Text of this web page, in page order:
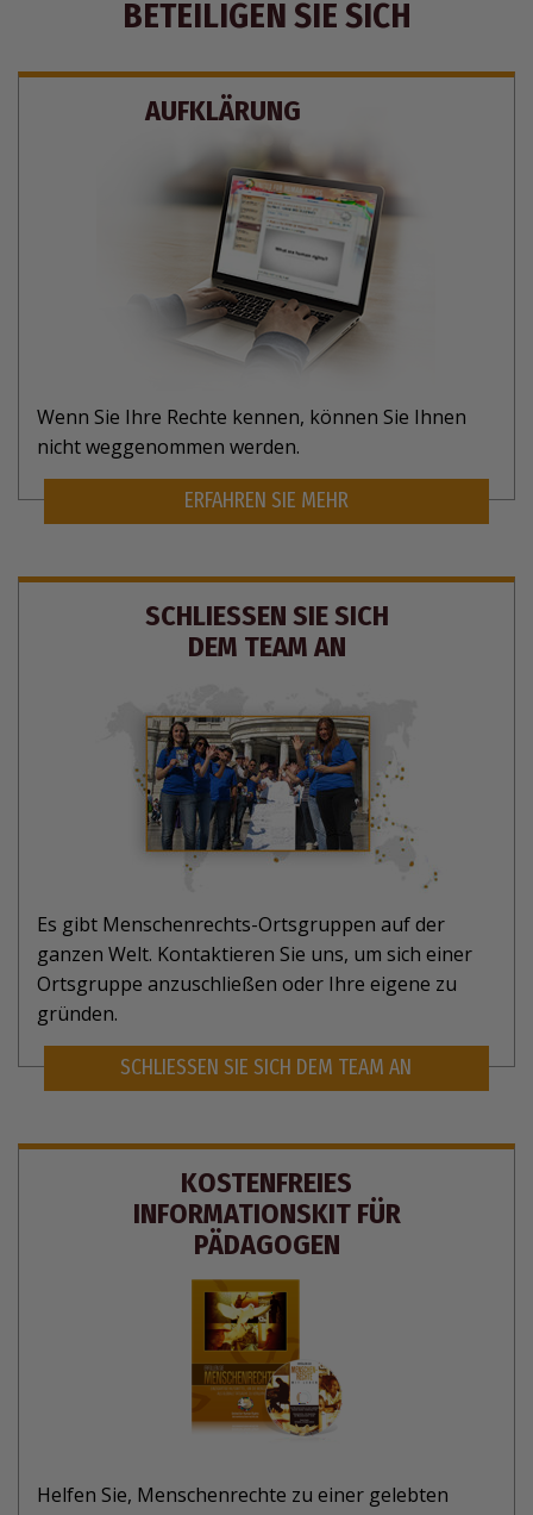
BETEILIGEN SIE SICH
AUFKLÄRUNG
Wenn Sie Ihre Rechte kennen, können Sie Ihnen
nicht weggenommen werden.
ERFAHREN SIE MEHR
SCHLIESSEN SIE SICH
DEM TEAM AN
Es gibt Menschenrechts-Ortsgruppen auf der
ganzen Welt. Kontaktieren Sie uns, um sich einer
Ortsgruppe anzuschließen oder Ihre eigene zu
gründen.
SCHLIESSEN SIE SICH DEM TEAM AN
KOSTENFREIES
INFORMATIONSKIT FÜR
PÄDAGOGEN
Helfen Sie, Menschenrechte zu einer gelebten